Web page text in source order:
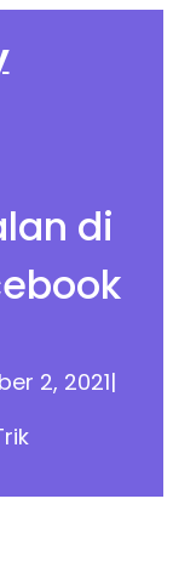
di
2, 2021|